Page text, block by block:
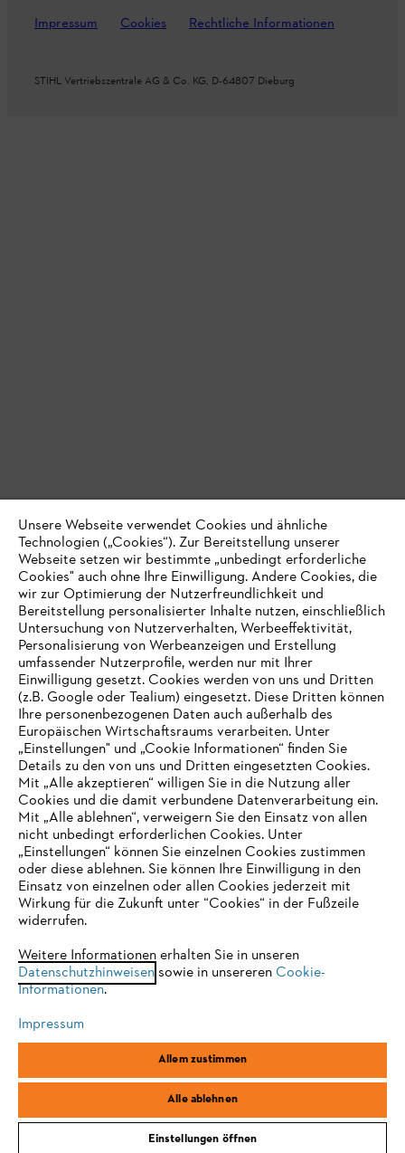
Impressum Cookies Rechtliche Informationen
STIHL Vertriebszentrale AG & Co. KG, D-64807 Dieburg
IHR BROWSER WIRD NICHT
UNTERSTÜTZT
eine optimale Nutzung unserer Seite empfehlen wir Ihnen, zu
einem der folgenden Browser zu wechseln:
Firefox Chrome
Unsere Webseite verwendet Cookies und ähnliche
Technologien („Cookies“). Zur Bereitstellung unserer
Webseite setzen wir bestimmte „unbedingt erforderliche
Cookies" auch ohne Ihre Einwilligung. Andere Cookies, die
wir zur Optimierung der Nutzerfreundlichkeit und
Bereitstellung personalisierter Inhalte nutzen, einschließlich
Untersuchung von Nutzerverhalten, Werbeeffektivität,
Personalisierung von Werbeanzeigen und Erstellung
umfassender Nutzerprofile, werden nur mit Ihrer
Einwilligung gesetzt. Cookies werden von uns und Dritten
(z.B. Google oder Tealium) eingesetzt. Diese Dritten können
Ihre personenbezogenen Daten auch außerhalb des
Europäischen Wirtschaftsraums verarbeiten. Unter
„Einstellungen" und „Cookie Informationen“ finden Sie
Details zu den von uns und Dritten eingesetzten Cookies.
Mit „Alle akzeptieren“ willigen Sie in die Nutzung aller
Cookies und die damit verbundene Datenverarbeitung ein.
Mit „Alle ablehnen“, verweigern Sie den Einsatz von allen
nicht unbedingt erforderlichen Cookies. Unter
„Einstellungen“ können Sie einzelnen Cookies zustimmen
oder diese ablehnen. Sie können Ihre Einwilligung in den
Einsatz von einzelnen oder allen Cookies jederzeit mit
Wirkung für die Zukunft unter “Cookies“ in der Fußzeile
widerrufen.
Weitere Informationen erhalten Sie in unseren
Datenschutzhinweisensowie in unsereren Cookie-
Informationen.
Impressum
Allem zustimmen
Alle ablehnen
Einstellungen öffnen